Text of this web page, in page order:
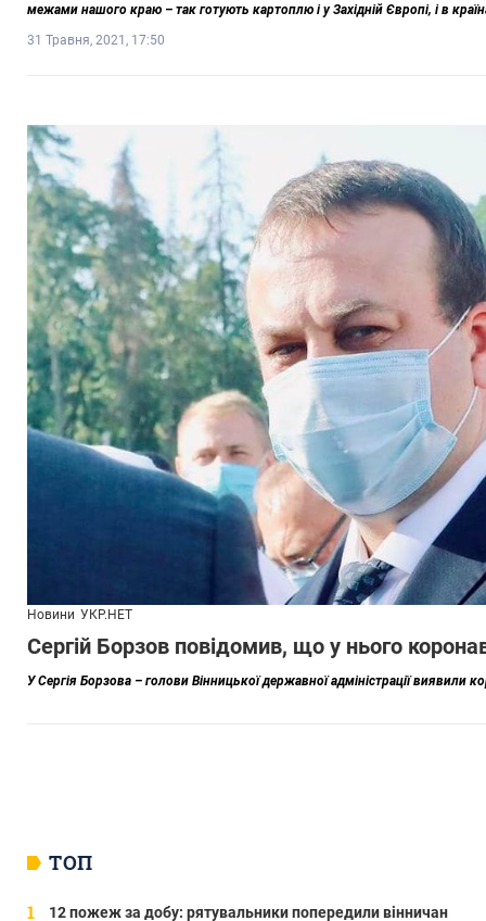
межами нашого краю – так готують картоплю і у Західній Європі, і в
31 Травня, 2021, 17:50
Новини УКР.НЕТ
Сергій Борзов повідомив, що у нього
У Сергія Борзова – голови Вінницької державної адміністрації виявили
ТОП
12 пожеж за добу: рятувальники попередили вінничан